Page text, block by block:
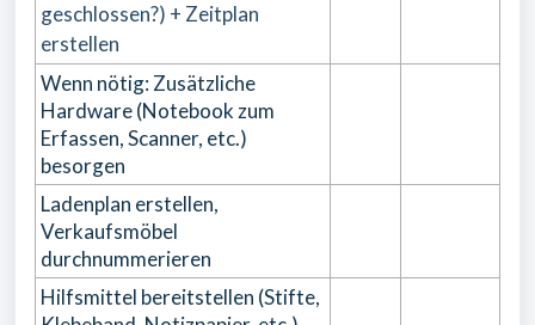
geschlossen?) + Zeitplan
erstellen
Wenn nötig: Zusätzliche
Hardware (Notebook zum
Erfassen, Scanner, etc.)
besorgen
Ladenplan erstellen,
Verkaufsmöbel
durchnummerieren
Hilfsmittel bereitstellen (Stifte,